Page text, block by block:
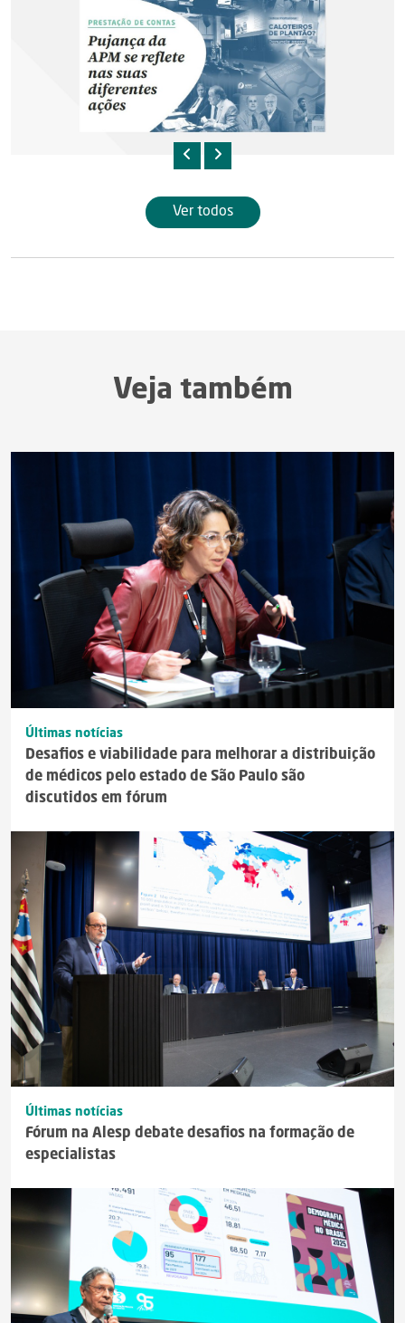
Ver todos
Veja também
Últimas notícias
Desafios e viabilidade para melhorar a distribuição
de médicos pelo estado de São Paulo são
discutidos em fórum
Últimas notícias
Fórum na Alesp debate desafios na formação de
especialistas